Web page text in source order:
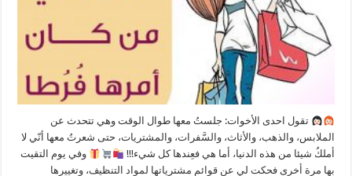
ﺗﻘﻮﻝ احدى الأخوات: ﺟﻠﺴﺖُ ﻣﻌﻬﺎ ﻃﻮﺍﻝ ﺍﻟﻮﻗﺖ وهي ﺗﺘﺤﺪﺙ ﻋﻦ
ﺍﻟﻤﻼﺑﺲ، ﻭﺍﻟﺬﻫﺐ، ﻭﺍﻷﺛﺎﺙ، ﻭﺍﻟﺴَّﻔﺮﺍﺕ، ﻭﺍﻟﻤﺸﺘﺮﻳﺎﺕ، ﺣﺘﻰ ﺷﻌﺮﺕُ ﻣﻌﻬﺎ ﺃﻧّﻲ ﻻ
ﺃﻣﻠﻚُ ﺷﻴﺌﺎ ﻣﻦ ﻫﺬﻩ ﺍﻟﺪﻧﻴﺎ، ﺃﻣﺎ ﻫﻲ ﻓﻌِﻨﺪﻫﺎ ﻛﻞ ﺷﻲﺀ!!!
ﻭﻓﻲ ﻳﻮﻡ ﺍﻟﺘﻘﻴﺖ
ﺑﻬﺎ ﻣﺮﺓ ﺃﺧﺮﻯ ﻓﺤﻜﺖ ﻟﻲ ﻋﻦ ﻗﻮﺍﺋﻢ ﻣﺸﺘﺮﻳﺎﺗﻬﺎ ﻟﻤﻮﺍﺩ ﺍﻟﺘﻨﻈﻴﻒ، ﻭﺗﻐﻴﻴﺮﻫﺎ